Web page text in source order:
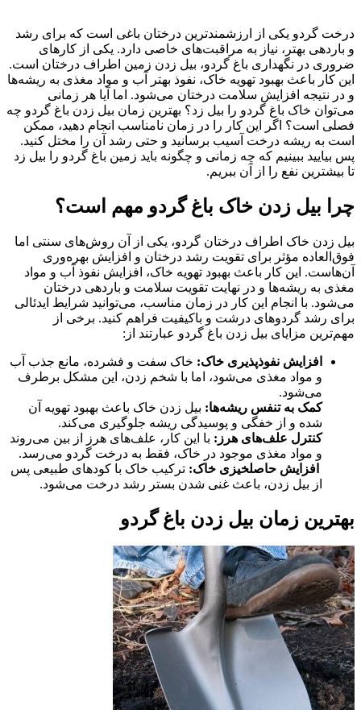
درخت گردو یکی از ارزشمندترین درختان باغی است که برای رشد
و باردهی بهتر، نیاز به مراقبت‌های خاصی دارد. یکی از کارهای
ضروری در نگهداری باغ گردو، بیل زدن زمین اطراف درختان است.
این کار باعث بهبود تهویه خاک، نفوذ بهتر آب و مواد مغذی به ریشه‌ها
و در نتیجه افزایش سلامت درختان می‌شود. اما آیا هر زمانی
می‌توان خاک باغ گردو را بیل زد؟ بهترین زمان بیل زدن باغ گردو چه
فصلی است؟ اگر این کار را در زمان نامناسب انجام دهید، ممکن
است به ریشه درخت آسیب برسانید و حتی رشد آن را مختل کنید.
پس بیایید ببینیم که چه زمانی و چگونه باید زمین باغ گردو را بیل زد
تا بیشترین نفع را از آن ببریم.
چرا بیل زدن خاک باغ گردو مهم است؟
بیل زدن خاک اطراف درختان گردو، یکی از آن روش‌های سنتی اما
فوق‌العاده مؤثر برای تقویت رشد درختان و افزایش بهره‌وری
آن‌هاست. این کار باعث بهبود تهویه خاک، افزایش نفوذ آب و مواد
مغذی به ریشه‌ها و در نهایت تقویت سلامت و باردهی درختان
می‌شود. با انجام این کار در زمان مناسب، می‌توانید شرایط ایدئالی
برای رشد گردوهای درشت و باکیفیت فراهم کنید. برخی از
مهم‌ترین مزایای بیل زدن باغ گردو عبارتند از:
افزایش نفوذپذیری خاک: خاک سفت و فشرده، مانع جذب آب
و مواد مغذی می‌شود، اما با شخم زدن، این مشکل برطرف
می‌شود.
کمک به تنفس ریشه‌ها: بیل زدن خاک باعث بهبود تهویه آن
شده و از خفگی و پوسیدگی ریشه جلوگیری می‌کند.
کنترل علف‌های هرز: با این کار، علف‌های هرز از بین می‌روند
و مواد مغذی موجود در خاک، فقط به درخت گردو می‌رسد.
افزایش حاصلخیزی خاک: ترکیب خاک با کودهای طبیعی پس
از بیل زدن، باعث غنی شدن بستر رشد درخت می‌شود.
بهترین زمان بیل زدن باغ گردو